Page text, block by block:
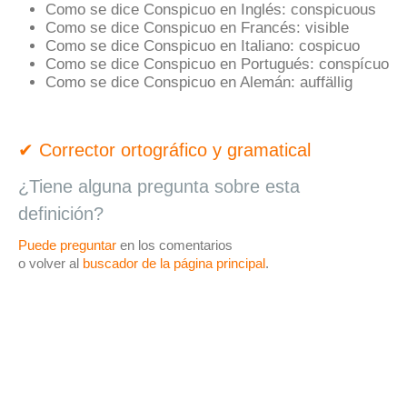
Como se dice Conspicuo en Inglés: conspicuous
Como se dice Conspicuo en Francés: visible
Como se dice Conspicuo en Italiano: cospicuo
Como se dice Conspicuo en Portugués: conspícuo
Como se dice Conspicuo en Alemán: auffällig
✔ Corrector ortográfico y gramatical
¿Tiene alguna pregunta sobre esta
definición?
Puede preguntar en los comentarios
o volver al buscador de la página principal.